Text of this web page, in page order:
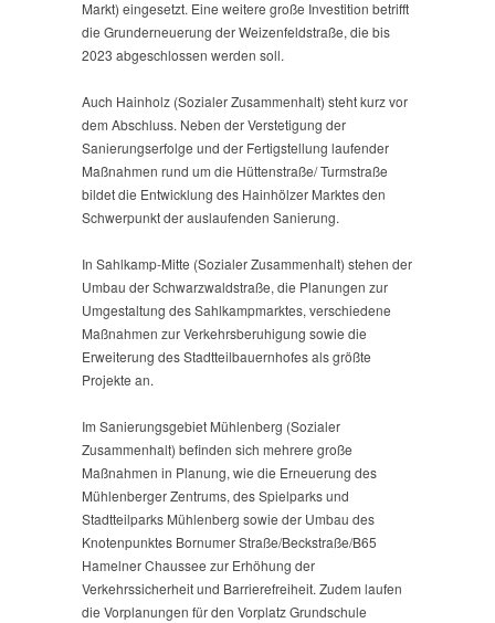
Markt) eingesetzt. Eine weitere große Investition betrifft
die Grunderneuerung der Weizenfeldstraße, die bis
2023 abgeschlossen werden soll.
Auch Hainholz (Sozialer Zusammenhalt) steht kurz vor
dem Abschluss. Neben der Verstetigung der
Sanierungserfolge und der Fertigstellung laufender
Maßnahmen rund um die Hüttenstraße/ Turmstraße
bildet die Entwicklung des Hainhölzer Marktes den
Schwerpunkt der auslaufenden Sanierung.
In Sahlkamp-Mitte (Sozialer Zusammenhalt) stehen der
Umbau der Schwarzwaldstraße, die Planungen zur
Umgestaltung des Sahlkampmarktes, verschiedene
Maßnahmen zur Verkehrsberuhigung sowie die
Erweiterung des Stadtteilbauernhofes als größte
Projekte an.
Im Sanierungsgebiet Mühlenberg (Sozialer
Zusammenhalt) befinden sich mehrere große
Maßnahmen in Planung, wie die Erneuerung des
Mühlenberger Zentrums, des Spielparks und
Stadtteilparks Mühlenberg sowie der Umbau des
Knotenpunktes Bornumer Straße/Beckstraße/B65
Hamelner Chaussee zur Erhöhung der
Verkehrssicherheit und Barrierefreiheit. Zudem laufen
die Vorplanungen für den Vorplatz Grundschule